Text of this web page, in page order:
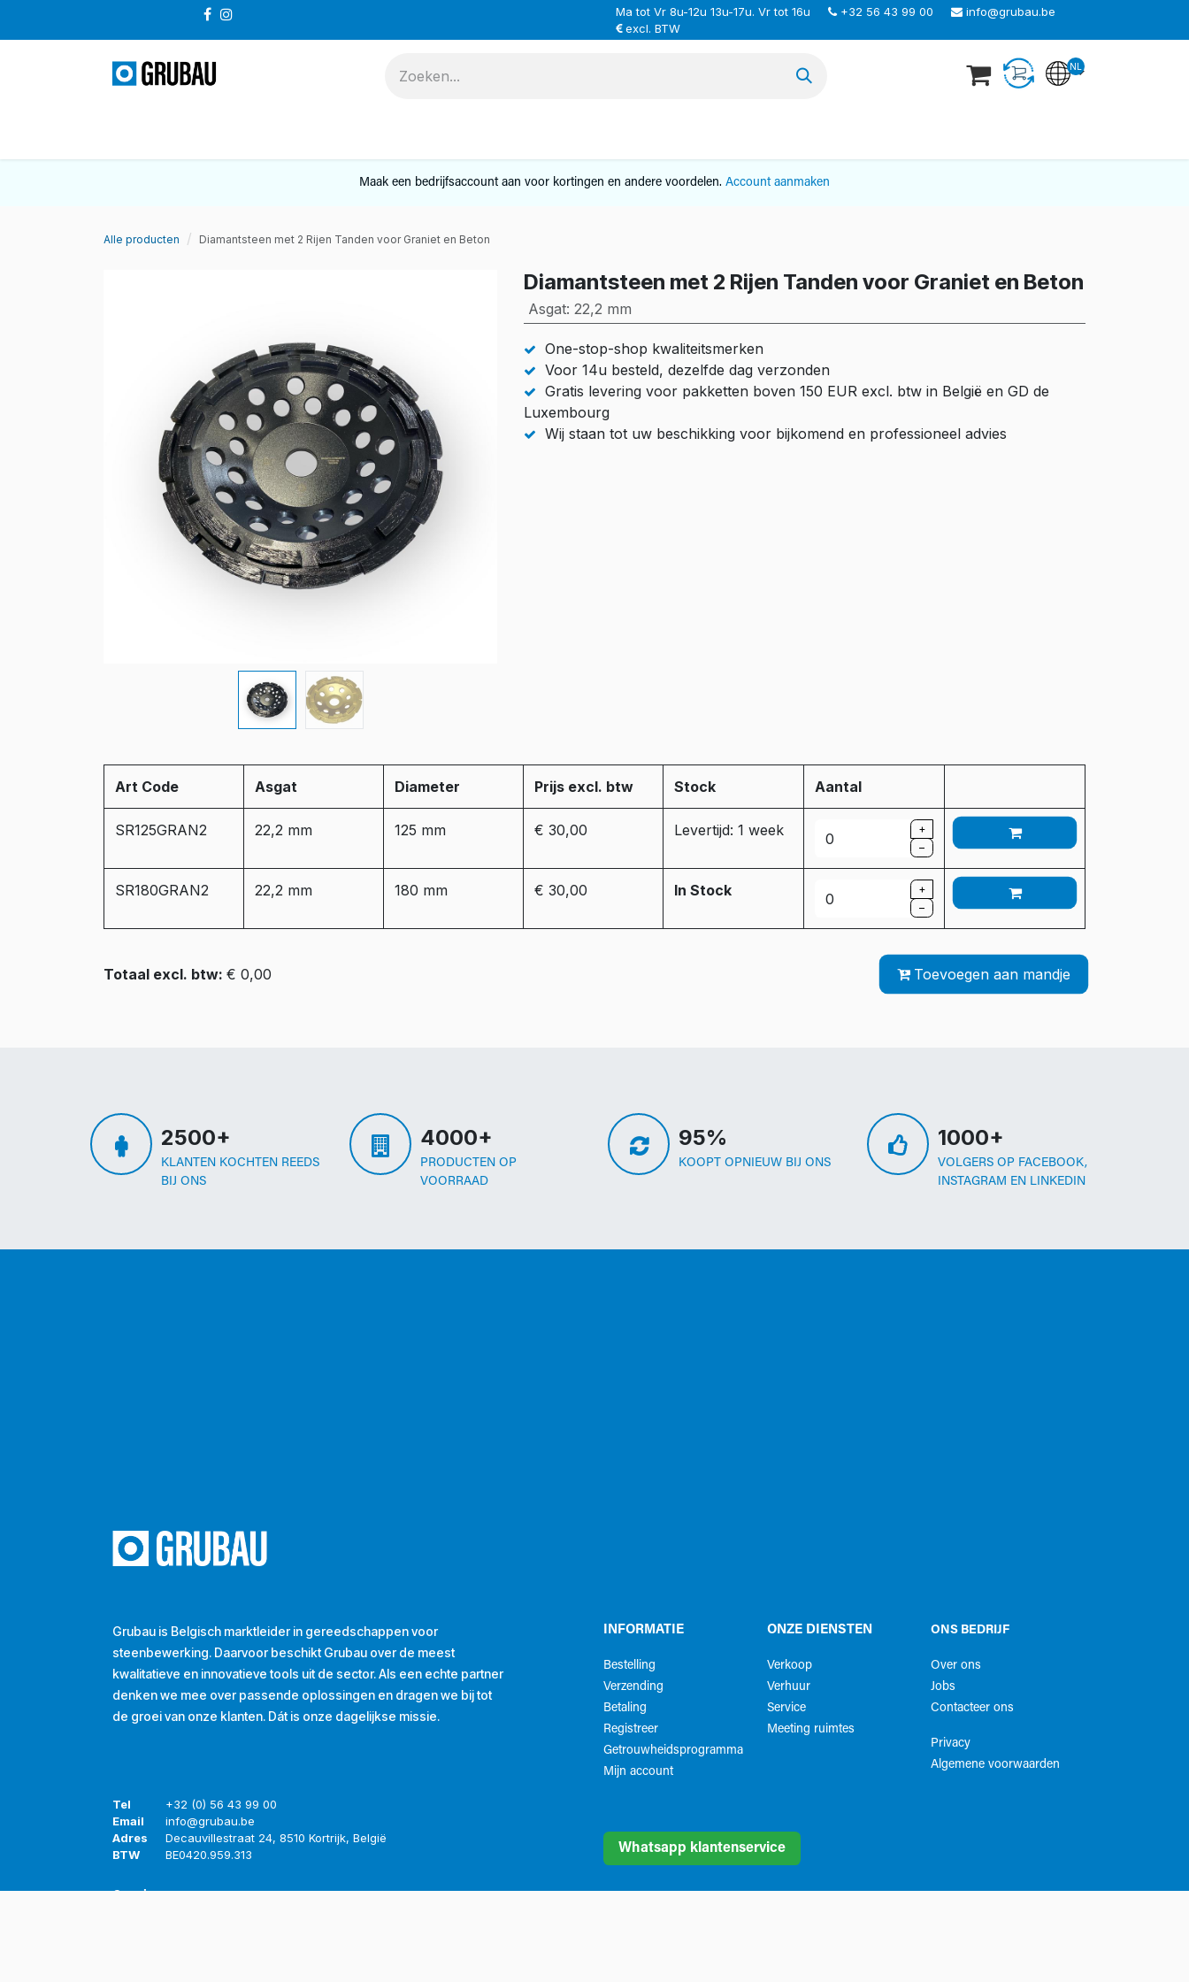
Ma tot Vr 8u-12u 13u-17u. Vr tot 16u +32 56 43 99 00
info@grubau.be
excl. BTW
NL
Maak een bedrijfsaccount aan voor kortingen en andere voordelen. Account aanmaken
Alle producten Diamantsteen met 2 Rijen Tanden voor Graniet en Beton
Diamantsteen met 2 Rijen Tanden voor Graniet en Beton
Asgat: 22,2 mm
One-stop-shop kwaliteitsmerken
Voor 14u besteld, dezelfde dag verzonden
Gratis levering voor pakketten boven 150 EUR excl. btw in België en GD de
Luxembourg
Wij staan tot uw beschikking voor bijkomend en professioneel advies
Art Code Asgat Diameter Prijs excl. btw Stock Aantal
SR125GRAN2 22,2 mm 125 mm € 30,00 Levertijd: 1 week
+
–
SR180GRAN2 22,2 mm 180 mm € 30,00 In Stock
+
–
Totaal excl. btw: € 0,00 Toevoegen aan mandje
2500+
KLANTEN KOCHTEN REEDS
BIJ ONS
4000+
PRODUCTEN OP
VOORRAAD
95%
KOOPT OPNIEUW BIJ ONS
1000+
VOLGERS OP FACEBOOK,
INSTAGRAM EN LINKEDIN
INFORMATIE
Bestelling
Verzending
Betaling
Registreer
Getrouwheidsprogramma
Mijn account
ONZE DIENSTEN
Verkoop
Verhuur
Service
Meeting ruimtes
ONS BEDRIJF
Over ons
Jobs
Contacteer ons
Privacy
Algemene voorwaarden​
Whatsapp klantenservice
Grubau is Belgisch marktleider in gereedschappen voor
steenbewerking. Daarvoor beschikt Grubau over de meest
kwalitatieve en innovatieve tools uit de sector. Als een echte partner
denken we mee over passende oplossingen en dragen we bij tot
de groei van onze klanten. Dát is onze dagelijkse missie.
Tel
+32 (0) 56 43 99 00
Email
info@grubau.be
Adres
Decauvillestraat 24, 8510 Kortrijk, België
BTW
BE0420.959.313
Openingsuren